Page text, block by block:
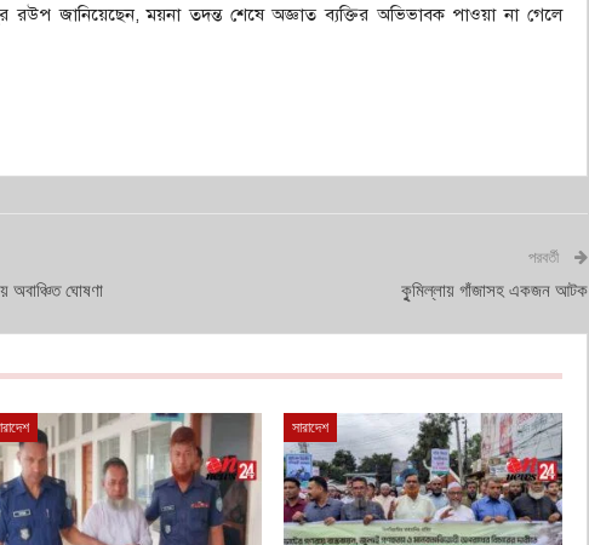
রউপ জানিয়েছেন, ময়না তদন্ত শেষে অজ্ঞাত ব্যক্তির অভিভাবক পাওয়া না গেলে
অবাঞ্চিত ঘোষণা
পরবর্তী
কুৃমিল্লায় গাঁজাসহ একজন আটক
সারাদেশ